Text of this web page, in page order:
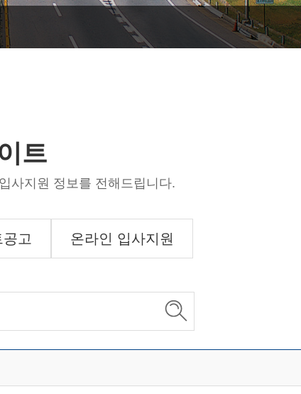
트
사지원 정보를 전해드립니다.
고 온라인 입사지원